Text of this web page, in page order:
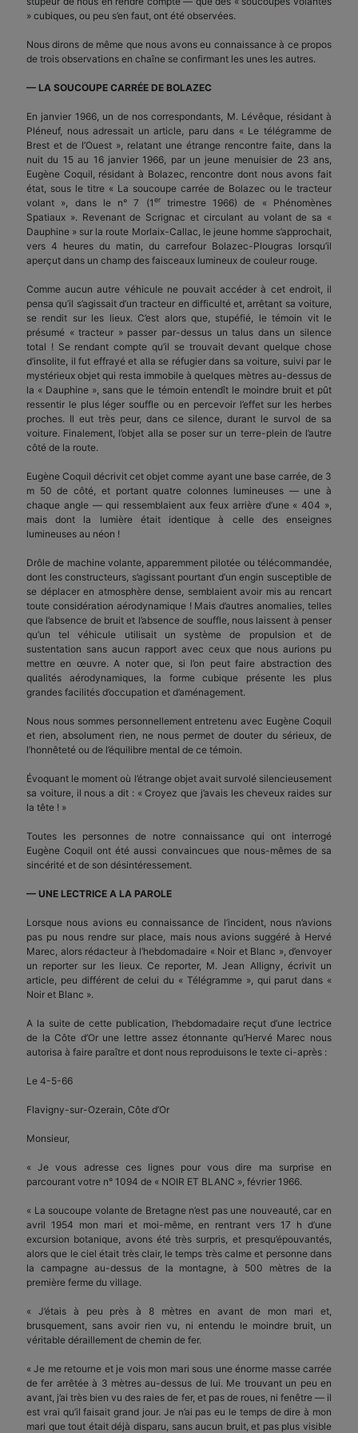
» cubiques, ou peu s’en faut, ont été observées.
Nous dirons de même que nous avons eu connaissance à ce propos
de trois observations en chaîne se confirmant les unes les autres.
— LA SOUCOUPE CARRÉE DE BOLAZEC
En janvier 1966, un de nos correspondants, M. Lévêque, résidant à
Pléneuf, nous adressait un article, paru dans « Le télégramme de
Brest et de l’Ouest », relatant une étrange rencontre faite, dans la
nuit du 15 au 16 janvier 1966, par un jeune menuisier de 23 ans,
Eugène Coquil, résidant à Bolazec, rencontre dont nous avons fait
état, sous le titre « La soucoupe carrée de Bolazec ou le tracteur
volant », dans le n° 7 (1ertrimestre 1966) de « Phénomènes
Spatiaux ». Revenant de Scrignac et circulant au volant de sa «
Dauphine » sur la route Morlaix-Callac, le jeune homme s’approchait,
vers 4 heures du matin, du carrefour Bolazec-Plougras lorsqu’il
aperçut dans un champ des faisceaux lumineux de couleur rouge.
Comme aucun autre véhicule ne pouvait accéder à cet endroit, il
pensa qu’il s’agissait d’un tracteur en difficulté et, arrêtant sa voiture,
se rendit sur les lieux. C’est alors que, stupéfié, le témoin vit le
présumé « tracteur » passer par-dessus un talus dans un silence
total ! Se rendant compte qu’il se trouvait devant quelque chose
d’insolite, il fut effrayé et alla se réfugier dans sa voiture, suivi par le
mystérieux objet qui resta immobile à quelques mètres au-dessus de
la « Dauphine », sans que le témoin entendît le moindre bruit et pût
ressentir le plus léger souffle ou en percevoir l’effet sur les herbes
proches. Il eut très peur, dans ce silence, durant le survol de sa
voiture. Finalement, l’objet alla se poser sur un terre-plein de l’autre
côté de la route.
Eugène Coquil décrivit cet objet comme ayant une base carrée, de 3
m 50 de côté, et portant quatre colonnes lumineuses — une à
chaque angle — qui ressemblaient aux feux arrière d’une « 404 »,
mais dont la lumière était identique à celle des enseignes
lumineuses au néon !
Drôle de machine volante, apparemment pilotée ou télécommandée,
dont les constructeurs, s’agissant pourtant d’un engin susceptible de
se déplacer en atmosphère dense, semblaient avoir mis au rencart
toute considération aérodynamique ! Mais d’autres anomalies, telles
que l’absence de bruit et l’absence de souffle, nous laissent à penser
qu’un tel véhicule utilisait un système de propulsion et de
sustentation sans aucun rapport avec ceux que nous aurions pu
mettre en œuvre. A noter que, si l’on peut faire abstraction des
qualités aérodynamiques, la forme cubique présente les plus
grandes facilités d’occupation et d’aménagement.
Nous nous sommes personnellement entretenu avec Eugène Coquil
et rien, absolument rien, ne nous permet de douter du sérieux, de
l’honnêteté ou de l’équilibre mental de ce témoin.
Évoquant le moment où l’étrange objet avait survolé silencieusement
sa voiture, il nous a dit : « Croyez que j’avais les cheveux raides sur
la tête ! »
Toutes les personnes de notre connaissance qui ont interrogé
Eugène Coquil ont été aussi convaincues que nous-mêmes de sa
sincérité et de son désintéressement.
— UNE LECTRICE A LA PAROLE
Lorsque nous avions eu connaissance de l’incident, nous n’avions
pas pu nous rendre sur place, mais nous avions suggéré à Hervé
Marec, alors rédacteur à l’hebdomadaire « Noir et Blanc », d’envoyer
un reporter sur les lieux. Ce reporter, M. Jean Alligny, écrivit un
article, peu différent de celui du « Télégramme », qui parut dans «
Noir et Blanc ».
A la suite de cette publication, l’hebdomadaire reçut d’une lectrice
de la Côte d’Or une lettre assez étonnante qu’Hervé Marec nous
autorisa à faire paraître et dont nous reproduisons le texte ci-après :
Le 4-5-66
Flavigny-sur-Ozerain, Côte d’Or
Monsieur,
« Je vous adresse ces lignes pour vous dire ma surprise en
parcourant votre n° 1094 de « NOIR ET BLANC », février 1966.
« La soucoupe volante de Bretagne n’est pas une nouveauté, car en
avril 1954 mon mari et moi-même, en rentrant vers 17 h d’une
excursion botanique, avons été très surpris, et presqu’épouvantés,
alors que le ciel était très clair, le temps très calme et personne dans
la campagne au-dessus de la montagne, à 500 mètres de la
première ferme du village.
« J’étais à peu près à 8 mètres en avant de mon mari et,
brusquement, sans avoir rien vu, ni entendu le moindre bruit, un
véritable déraillement de chemin de fer.
« Je me retourne et je vois mon mari sous une énorme masse carrée
de fer arrêtée à 3 mètres au-dessus de lui. Me trouvant un peu en
avant, j’ai très bien vu des raies de fer, et pas de roues, ni fenêtre — il
est vrai qu’il faisait grand jour. Je n’ai pas eu le temps de dire à mon
mari que tout était déjà disparu, sans aucun bruit, et pas plus visible